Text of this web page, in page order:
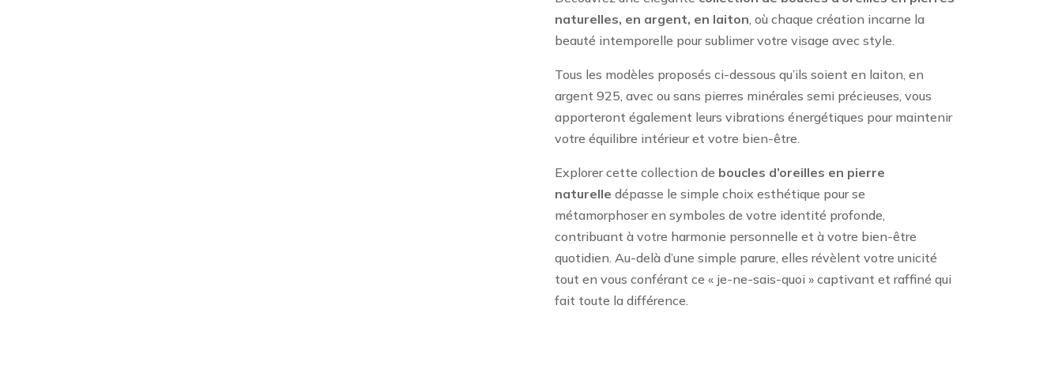
naturelles, en argent, en laiton, où chaque création incarne la
beauté intemporelle pour sublimer votre visage avec style.
Tous les modèles proposés ci-dessous qu’ils soient en laiton, en
argent 925, avec ou sans pierres minérales semi précieuses, vous
apporteront également leurs vibrations énergétiques pour maintenir
votre équilibre intérieur et votre bien-être.
Explorer cette collection de boucles d’oreilles en pierre
naturelle dépasse le simple choix esthétique pour se
métamorphoser en symboles de votre identité profonde,
contribuant à votre harmonie personnelle et à votre bien-être
quotidien. Au-delà d’une simple parure, elles révèlent votre unicité
tout en vous conférant ce « je-ne-sais-quoi » captivant et raffiné qui
fait toute la différence.